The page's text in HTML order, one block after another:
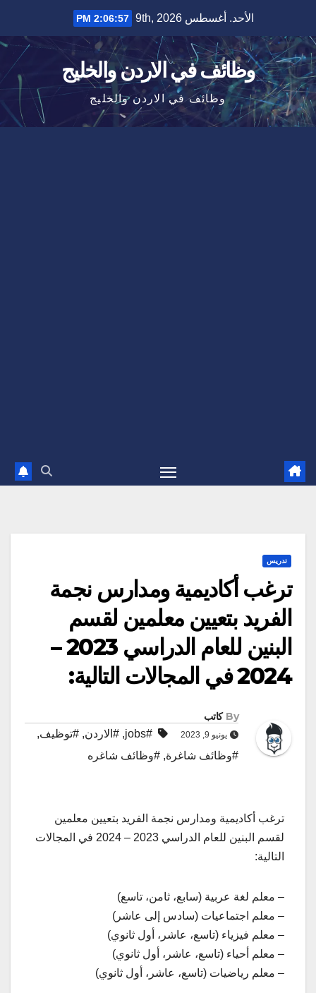
content
الأحد. أغسطس 9th, 2026 2:06:57 PM
وظائف في الاردن والخليج
وظائف في الاردن والخليج
تدريس
ترغب أكاديمية ومدارس نجمة
الفريد بتعيين معلمين لقسم
البنين للعام الدراسي 2023 –
2024 في المجالات التالية:
By كاتب
يونيو 9, 2023 #jobs
, #الاردن, #توظيف,
#وظائف شاغرة, #وظائف شاغره
ترغب أكاديمية ومدارس نجمة الفريد بتعيين معلمين
لقسم البنين للعام الدراسي 2023 – 2024 في المجالات
التالية:
– معلم لغة عربية (سابع، ثامن، تاسع)
– معلم اجتماعيات (سادس إلى عاشر)
– معلم فيزياء (تاسع، عاشر، أول ثانوي)
– معلم أحياء (تاسع، عاشر، أول ثانوي)
– معلم رياضيات (تاسع، عاشر، أول ثانوي)